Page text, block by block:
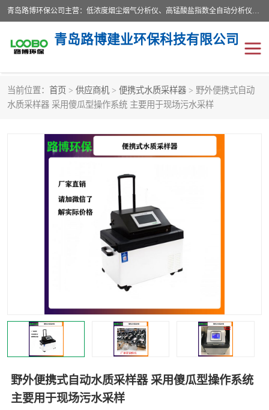
青岛路博环保公司主营：低浓度烟尘烟气分析仪、高锰酸盐指数全自动分析仪、便携式超声波明渠流量计、便携式水质采样器、恒温恒湿称重系统、手持式油烟检测仪等;是一家集环保科研、设计、生产、维护、销售和系统集成为一体的综合性高科技企业。路博人秉承"科学技术是第一生产力的重要理念，倡导环境友好型的生产、生活和消费方式。
青岛路博建业环保科技有限公司
当前位置： 首页 > 供应商机 > 便携式水质采样器 > 野外便携式自动
水质采样器 采用傻瓜型操作系统 主要用于现场污水采样
野外便携式自动水质采样器 采用傻瓜型操作系统
主要用于现场污水采样
生物安全柜 气体检测仪
水质检测仪 手持式油烟检测仪
恒温恒湿称重系统
实验室仪器
LB-7035油气回收
便携式超声波明渠流量计
LB-4200高锰酸盐指数仪 LB-62便携式烟气分析仪
烟尘烟气设备 大气采样器
粉尘设备
新宇宙仪器